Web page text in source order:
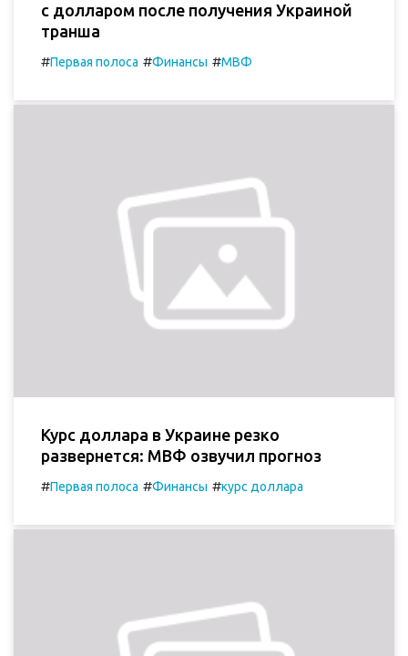
с долларом после получения Украиной
транша
#Первая полоса #Финансы #МВФ
Курс доллара в Украине резко
развернется: МВФ озвучил прогноз
#Первая полоса #Финансы #курс доллара